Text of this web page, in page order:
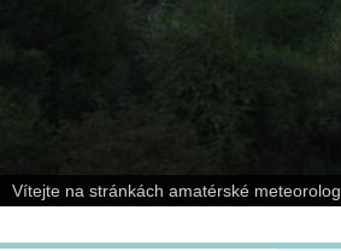
Vítejte na stránkách amatérské